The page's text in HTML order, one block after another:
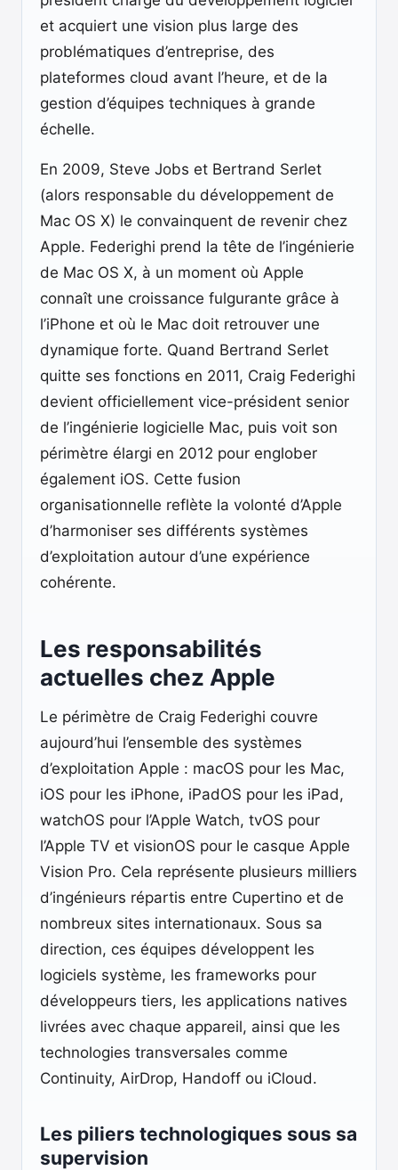
et acquiert une vision plus large des
problématiques d’entreprise, des
plateformes cloud avant l’heure, et de la
gestion d’équipes techniques à grande
échelle.
En 2009, Steve Jobs et Bertrand Serlet
(alors responsable du développement de
Mac OS X) le convainquent de revenir chez
Apple. Federighi prend la tête de l’ingénierie
de Mac OS X, à un moment où Apple
connaît une croissance fulgurante grâce à
l’iPhone et où le Mac doit retrouver une
dynamique forte. Quand Bertrand Serlet
quitte ses fonctions en 2011, Craig Federighi
devient officiellement vice-président senior
de l’ingénierie logicielle Mac, puis voit son
périmètre élargi en 2012 pour englober
également iOS. Cette fusion
organisationnelle reflète la volonté d’Apple
d’harmoniser ses différents systèmes
d’exploitation autour d’une expérience
cohérente.
Les responsabilités
actuelles chez Apple
Le périmètre de Craig Federighi couvre
aujourd’hui l’ensemble des systèmes
d’exploitation Apple : macOS pour les Mac,
iOS pour les iPhone, iPadOS pour les iPad,
watchOS pour l’Apple Watch, tvOS pour
l’Apple TV et visionOS pour le casque Apple
Vision Pro. Cela représente plusieurs milliers
d’ingénieurs répartis entre Cupertino et de
nombreux sites internationaux. Sous sa
direction, ces équipes développent les
logiciels système, les frameworks pour
développeurs tiers, les applications natives
livrées avec chaque appareil, ainsi que les
technologies transversales comme
Continuity, AirDrop, Handoff ou iCloud.
Les piliers technologiques sous sa
supervision